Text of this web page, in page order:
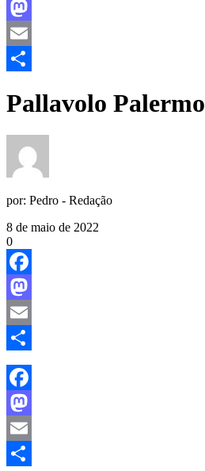
Facebook
Mastodon
Email
Pallavolo Palermo
por: Pedro - Redação
8 de maio de 2022
0
Facebook
Mastodon
Email
Share
Facebook
Mastodon
Email